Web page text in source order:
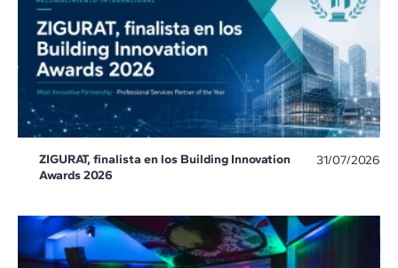
ZIGURAT, finalista en los Building Innovation
Awards 2026
31/07/2026